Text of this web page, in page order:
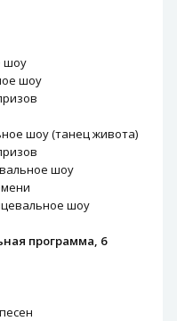
шоу
шоу
шоу (танец живота)
шоу
шоу
программа, 6